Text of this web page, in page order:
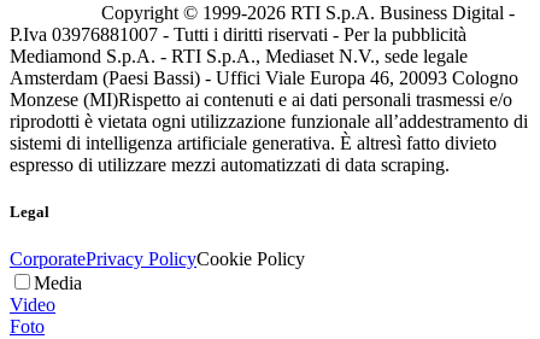
Copyright © 1999-2026 RTI S.p.A. Business Digital -
P.Iva 03976881007 - Tutti i diritti riservati - Per la pubblicità
Mediamond S.p.A. - RTI S.p.A., Mediaset N.V., sede legale
Amsterdam (Paesi Bassi) - Uffici Viale Europa 46, 20093 Cologno
Monzese (MI)Rispetto ai contenuti e ai dati personali trasmessi e/o
riprodotti è vietata ogni utilizzazione funzionale all’addestramento di
sistemi di intelligenza artificiale generativa. È altresì fatto divieto
espresso di utilizzare mezzi automatizzati di data scraping.
Legal
CorporatePrivacy PolicyCookie Policy
Media
Video
Foto